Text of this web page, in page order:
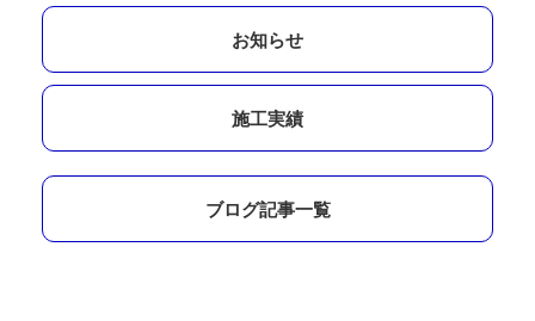
お知らせ
施工実績
ブログ記事一覧